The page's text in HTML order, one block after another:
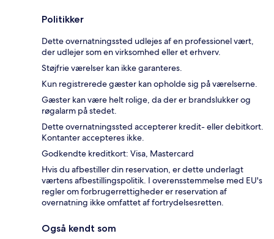
Politikker
Dette overnatningssted udlejes af en professionel vært,
der udlejer som en virksomhed eller et erhverv.
Støjfrie værelser kan ikke garanteres.
Kun registrerede gæster kan opholde sig på værelserne.
Gæster kan være helt rolige, da der er brandslukker og
røgalarm på stedet.
Dette overnatningssted accepterer kredit- eller debitkort.
Kontanter accepteres ikke.
Godkendte kreditkort: Visa, Mastercard
Hvis du afbestiller din reservation, er dette underlagt
værtens afbestillingspolitik. I overensstemmelse med EU's
regler om forbrugerrettigheder er reservation af
overnatning ikke omfattet af fortrydelsesretten.
Også kendt som